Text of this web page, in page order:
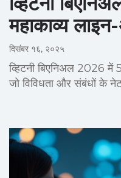
महाकाव्य
दिसंबर १६, २०२५
व्हिटनी बिएनिअल 2026 में
जो विविधता और संबंधों के